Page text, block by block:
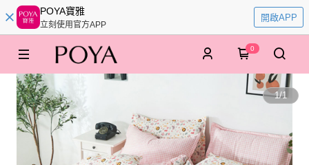
POYA寶雅
立刻使用官方APP
開啟APP
0
1/1